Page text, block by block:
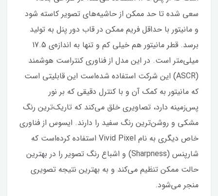
سعی شده تا حد ممکن از حاشیه‌های تصویر کاسته شود
و مانیتور با حداقل فریم ممکن در قاب دور پنل به تولید
برسد. قطر مانیتور هم خیلی کم و تنها به اندازه‌ی 17.5
میلی‌متر است. در این مدل از فناوری کنتراست هوشمند
(ASCR) این شرکت استفاده شده‌است این قابلیتی است
که مانیتور به کمک آن و با کنترل دقیقی که بر نور
پس‌زمینه دارد، تصاویری خلق می‌کند که تاریک‌ترین رنگ
مشکی و روشن‌ترین رنگ سفید را دارند. ایسوس از فناوری
خاص دیگری به نام Vivid Pixel استفاده کرده‌است که
شارپنس (Sharpness) و اشباع رنگ تصویر را در بهترین
حالت ممکن تنظیم می‌کند و به بهترین نتیجه تصویری
منجر می‌شود.